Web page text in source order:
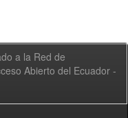
a la Red de
Abierto del Ecuador -